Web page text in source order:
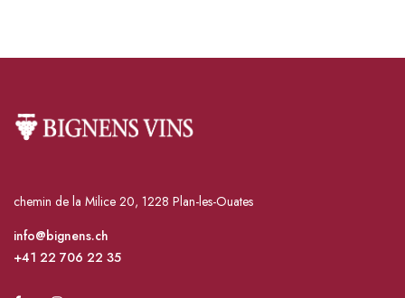
chemin de la Milice 20, 1228 Plan-les-Ouates
info@bignens.ch
+41 22 706 22 35